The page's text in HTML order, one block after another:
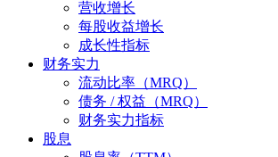
营收增长
每股收益增长
成长性指标
财务实力
流动比率（MRQ）
债务 / 权益（MRQ）
财务实力指标
股息